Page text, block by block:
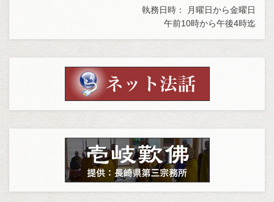
執務日時： 月曜日から金曜日
午前10時から午後4時迄